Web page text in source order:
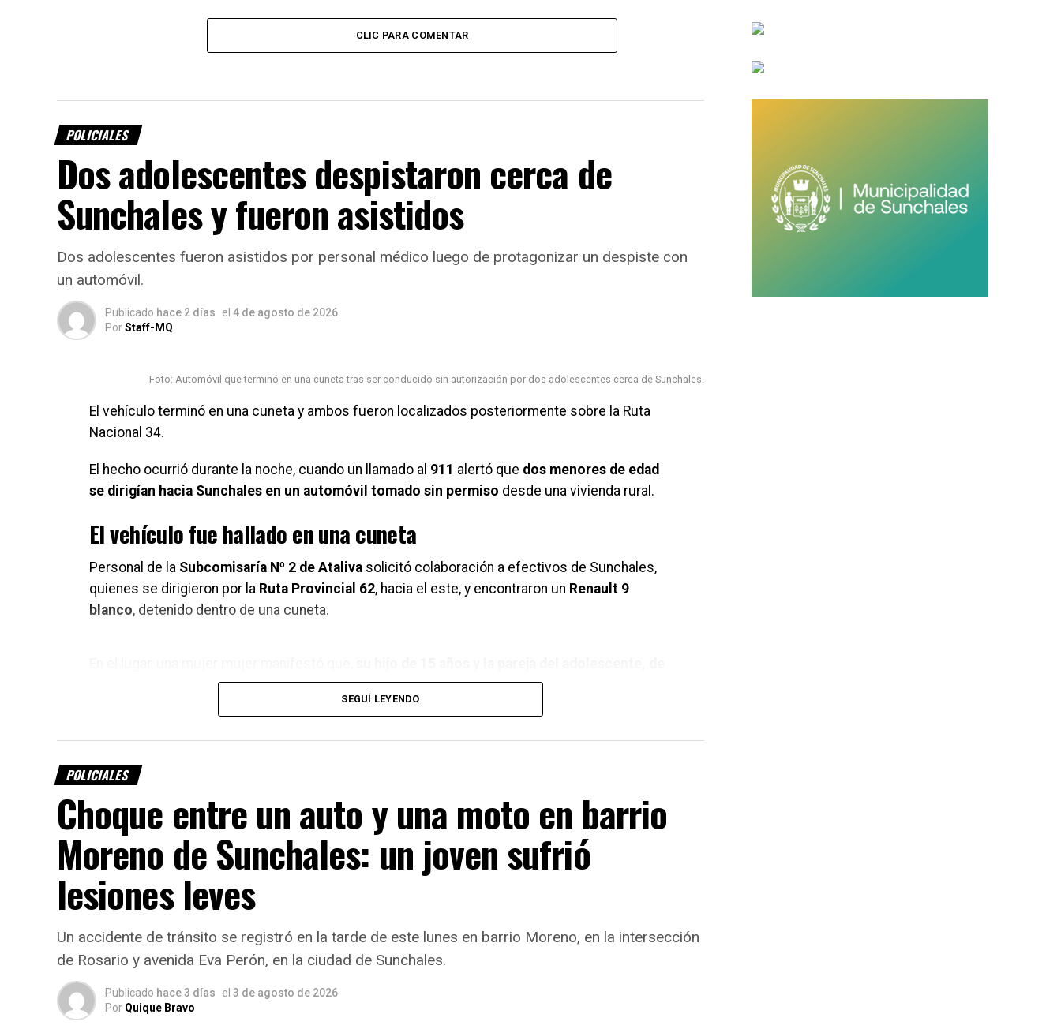
CLIC PARA COMENTAR
POLICIALES
Dos adolescentes despistaron cerca de
Sunchales y fueron asistidos
Dos adolescentes fueron asistidos por personal médico luego de protagonizar un despiste con
un automóvil.
Publicado hace 2 días el 4 de agosto de 2026
PorStaff-MQ
Foto: Automóvil que terminó en una cuneta tras ser conducido sin autorización por dos adolescentes cerca de Sunchales.
El vehículo terminó en una cuneta y ambos fueron localizados posteriormente sobre la Ruta
Nacional 34.
El hecho ocurrió durante la noche, cuando un llamado al 911 alertó que dos menores de edad
se dirigían hacia Sunchales en un automóvil tomado sin permiso desde una vivienda rural.
El vehículo fue hallado en una cuneta
Personal de la Subcomisaría Nº 2 de Ataliva solicitó colaboración a efectivos de Sunchales,
quienes se dirigieron por la Ruta Provincial 62, hacia el este, y encontraron un Renault 9
blanco, detenido dentro de una cuneta.
, habían retirado sin autorización el automóvil de su esposo y posteriormente sufrieron
Los adolescentes fueron encontrados sobre la Ruta 34
kilómetros 253 y 254 de la Ruta Nacional 34
SEGUÍ LEYENDO
POLICIALES
Choque entre un auto y una moto en barrio
Moreno de Sunchales: un joven sufrió
lesiones leves
Un accidente de tránsito se registró en la tarde de este lunes en barrio Moreno, en la intersección
de Rosario y avenida Eva Perón, en la ciudad de Sunchales.
Publicado hace 3 días el 3 de agosto de 2026
Por Quique Bravo